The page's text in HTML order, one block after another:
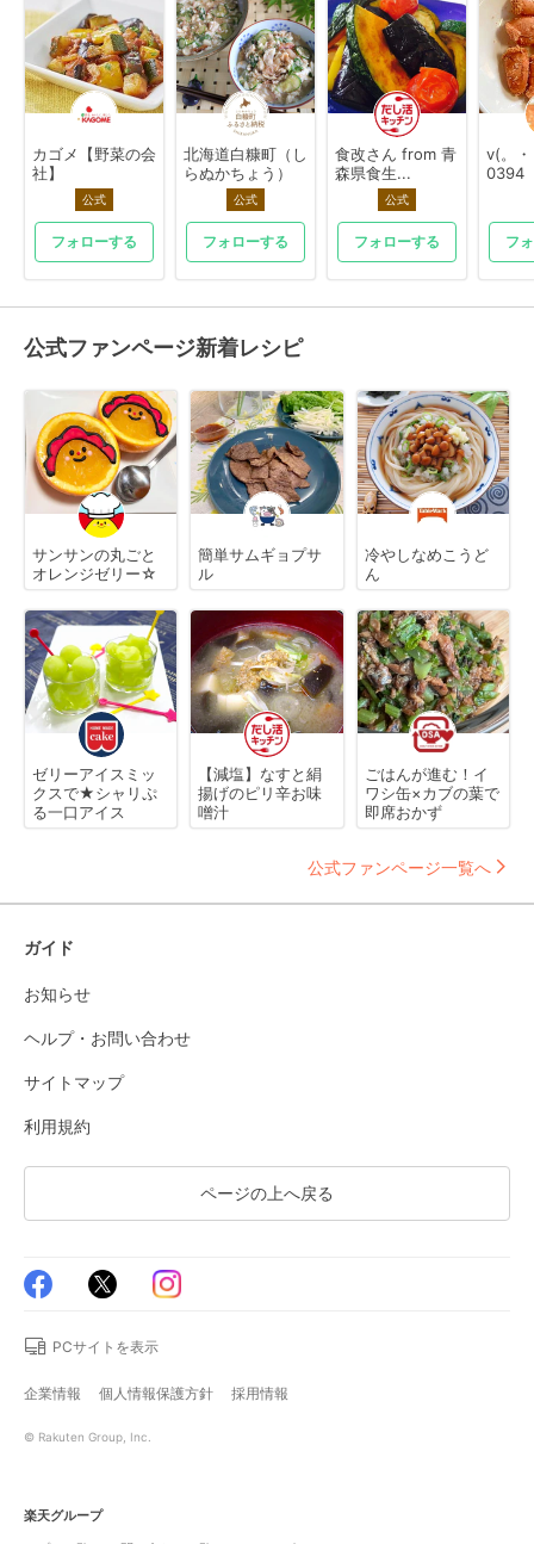
カゴメ【野菜の会
社】
公式
フォローする
北海道白糠町（し
らぬかちょう）
公式
フォローする
食改さん from 青
森県食生...
公式
フォローする
v(。
0394
フ
公式ファンページ新着レシピ
サンサンの丸ごと
オレンジゼリー☆
簡単サムギョプサ
ル
冷やしなめこうど
ん
ゼリーアイスミッ
クスで★シャリぷ
る一口アイス
【減塩】なすと絹
揚げのピリ辛お味
噌汁
ごはんが進む！イ
ワシ缶×カブの葉で
即席おかず
公式ファンページ一覧へ
ガイド
お知らせ
ヘルプ・お問い合わせ
サイトマップ
利用規約
ページの上へ戻る
PCサイトを表示
企業情報 個人情報保護方針 採用情報
© Rakuten Group, Inc.
楽天グループ